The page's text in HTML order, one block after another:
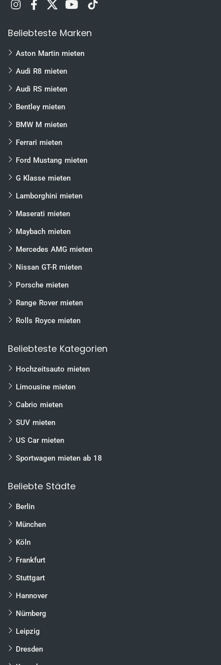
Düsseldorf
Stuttgart
Dresden
Rostock
Nürnberg
Bremen
Dortmund
Essen
Braunschweig
Magdeburg
Bielefeld
Heilbronn
Karlsruhe
Freiburg
uvm.
Beliebteste Marken
Aston Martin mieten
Audi R8 mieten
Audi RS mieten
Bentley mieten
BMW M mieten
Ferrari mieten
Ford Mustang mieten
G Klasse mieten
Lamborghini mieten
Maserati mieten
Maybach mieten
Mercedes AMG mieten
Nissan GT-R mieten
Porsche mieten
Range Rover mieten
Rolls Royce mieten
Beliebteste Kategorien
Hochzeitsauto mieten
Limousine mieten
Cabrio mieten
SUV mieten
US Car mieten
Sportwagen mieten ab 18
Beliebte Städte
Berlin
München
Köln
Frankfurt
Stuttgart
Hannover
Nürnberg
Leipzig
Dresden